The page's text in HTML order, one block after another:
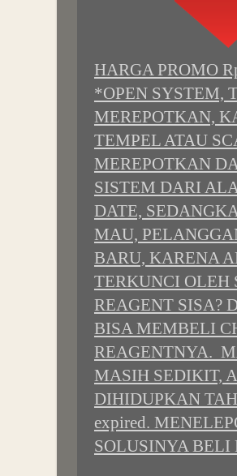
HARGA PROMO
*OPEN SYSTEM,
MEREPOTKAN,
TEMPEL ATAU
MEREPOTKAN
SISTEM DARI
DATE,
MAU,
BARU, KARENA
TERKUNCI OLEH
REAGENT SISA?
BISA MEMBELI
REAGENTNYA.
MASIH SEDIKIT,
DIHIDUPKAN
expired.
SOLUSINYA BELI